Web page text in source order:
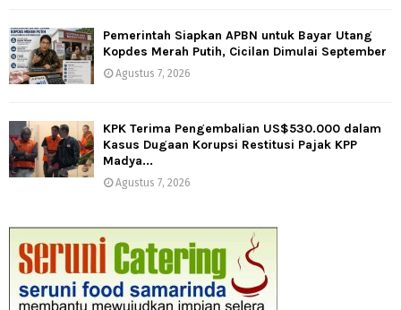
Pemerintah Siapkan APBN untuk Bayar Utang
Kopdes Merah Putih, Cicilan Dimulai September
Agustus 7, 2026
KPK Terima Pengembalian US$530.000 dalam
Kasus Dugaan Korupsi Restitusi Pajak KPP
Madya...
Agustus 7, 2026